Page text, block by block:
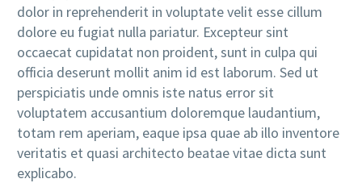
dolor in reprehenderit in voluptate velit esse cillum
dolore eu fugiat nulla pariatur. Excepteur sint
occaecat cupidatat non proident, sunt in culpa qui
officia deserunt mollit anim id est laborum. Sed ut
perspiciatis unde omnis iste natus error sit
voluptatem accusantium doloremque laudantium,
totam rem aperiam, eaque ipsa quae ab illo inventore
veritatis et quasi architecto beatae vitae dicta sunt
explicabo.